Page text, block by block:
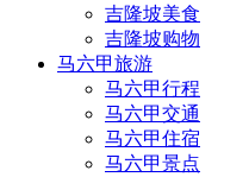
吉隆坡美食
吉隆坡购物
马六甲旅游
马六甲行程
马六甲交通
马六甲住宿
马六甲景点